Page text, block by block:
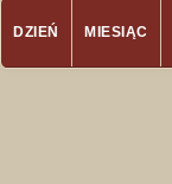
DZIEŃ MIESIĄC